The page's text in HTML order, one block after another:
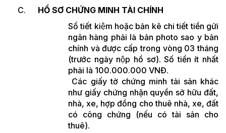
HỒ SƠ CHỨNG MINH TÀI CHÍNH
Sổ tiết kiệm hoặc bản kê chi tiết tiền gửi
ngân hàng phải là bản photo sao y bản
chính và được cấp trong vòng 03 tháng
(trước ngày nộp hồ sơ). Số tiền ít nhất
phải là 100.000.000 VNĐ.
Các giấy tờ chứng minh tài sản khác
như giấy chứng nhận quyền sở hữu đất,
nhà, xe, hợp đồng cho thuê nhà, xe, đất
có công chứng (nếu có tài sản cho
thuê).